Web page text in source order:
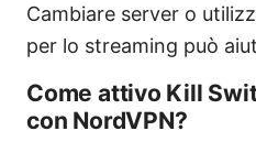
Cambiare server o
per lo streaming può
Come attivo Kill
con NordVPN?